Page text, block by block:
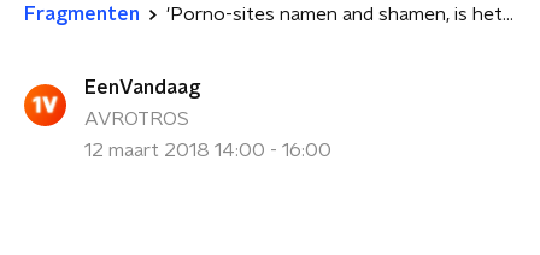
Fragmenten 'Porno-sites namen and shamen, is het enige dat werkt'
EenVandaag
AVROTROS
12 maart 2018 14:00 - 16:00